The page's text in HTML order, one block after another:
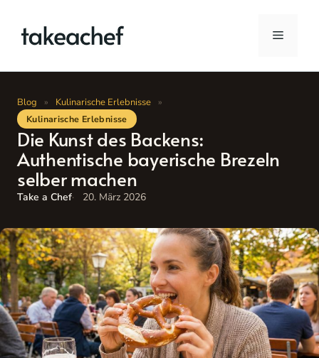
Inhalt
springen
Menü
Blog » Kulinarische Erlebnisse »
Kulinarische Erlebnisse
Die Kunst des Backens:
Authentische bayerische Brezeln
selber machen
Take a Chef 20. März 2026